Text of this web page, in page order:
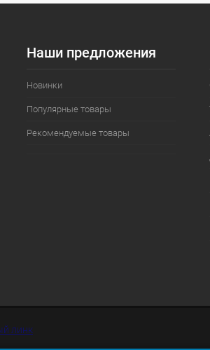
Наши предложения
Новинки
Популярные товары
Рекомендуемые товары